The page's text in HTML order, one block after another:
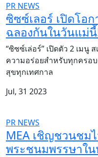
PR NEWS
ซิซซ์เลอร์ เปิดโอ
ฉลองกันในวันแม่
“ซิซซ์เล่อร์” เปิดตัว 2 เมนู
ความอร่อยสำหรับทุกครอ
สุขทุกเทศกาล
Jul, 31 2023
PR NEWS
MEA เชิญชวนชม
พระชนมพรรษาใ